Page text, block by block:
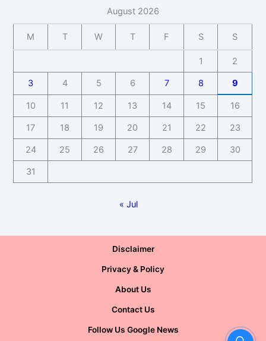
August 2026
M T W T F S S
1 2
3 4 5 6 7 8 9
10 11 12 13 14 15 16
17 18 19 20 21 22 23
24 25 26 27 28 29 30
31
« Jul
Disclaimer
Privacy & Policy
About Us
Contact Us
Follow Us Google News